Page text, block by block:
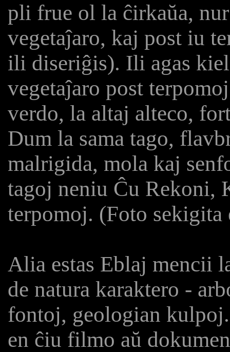
pli frue ol la ĉirkaŭa,
vegetaĵaro, kaj post iu
ili diseriĝis). Ili agas
vegetaĵaro post
verdo, la altaj alteco,
Dum la sama tago,
malrigida, mola kaj
tagoj neniu Ĉu Rekoni,
terpomoj. (Foto sekigita
Alia estas Eblaj mencii
de natura karaktero -
fontoj, geologian
en ĉiu filmo aŭ